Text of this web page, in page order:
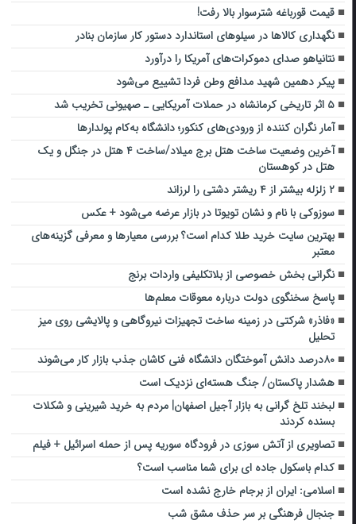
قیمت قورباغه شترسوار بالا رفت!
نگهداری کالاها در سیلوهای استاندارد دستور کار سازمان بنادر
نتانیاهو صدای دموکرات‌های آمریکا را درآورد
پیکر دهمین شهید مدافع وطن فردا تشییع می‌شود
۵ اثر تاریخی ‌کرمانشاه در حملات آمریکایی ـ صهیونی تخریب شد
آمار نگران کننده از ورودی‌های کنکور؛ دانشگاه به‌کام پولدارها
آخرین وضعیت ساخت هتل برج میلاد/ساخت ۴ هتل در جنگل و یک
هتل در کوهستان
۲ زلزله بیشتر از ۴ ریشتر دشتی را لرزاند
سوزوکی با نام و نشان تویوتا در بازار عرضه می‌شود + عکس
بهترین سایت خرید طلا کدام است؟ بررسی معیارها و معرفی گزینه‌های
معتبر
نگرانی بخش خصوصی از بلاتکلیفی واردات برنج
پاسخ سخنگوی دولت درباره معوقات معلم‌ها
«فاذر» شرکتی در زمینه ساخت تجهیزات نیروگاهی و پالایشی روی میز
تحلیل
۸۰درصد دانش آموختگان دانشگاه فنی کاشان جذب بازار کار می‌شوند
هشدار پاکستان/ جنگ هسته‌ای نزدیک است
لبخند تلخ گرانی به بازار آجیل اصفهان| مردم به خرید شیرینی و شکلات
بسنده کردند
تصاویری از آتش سوزی در فرودگاه سوریه پس از حمله اسرائیل + فیلم
کدام باسکول جاده ای برای شما مناسب است؟
اسلامی: ایران از برجام خارج نشده است
جنجال فرهنگی بر سر حذف مشق شب